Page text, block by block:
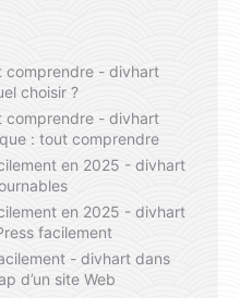
comprendre - divhart
choisir ?
comprendre - divhart
: tout comprendre
en 2025 - divhart
en 2025 - divhart
facilement
- divhart dans
d’un site Web